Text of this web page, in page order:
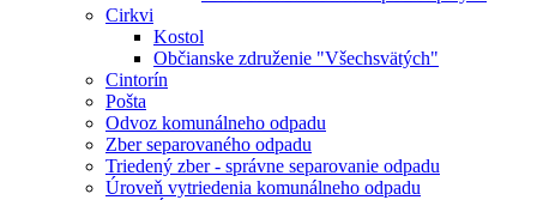
Cirkvi
Kostol
Občianske združenie "Všechsvätých"
Cintorín
Pošta
Odvoz komunálneho odpadu
Zber separovaného odpadu
Triedený zber - správne separovanie odpadu
Úroveň vytriedenia komunálneho odpadu